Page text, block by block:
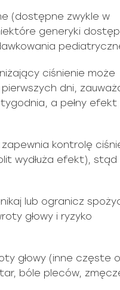
(dostępne zwykle w
generyki
ciśnienie może
dni,
a pełny efekt
kontrolę
wydłuża efekt), stąd
lub ogranicz
głowy i ryzyko
głowy (inne częste
bóle pleców,